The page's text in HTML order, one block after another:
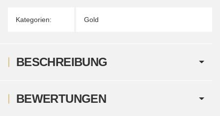
Kategorien: Gold
BESCHREIBUNG
BEWERTUNGEN